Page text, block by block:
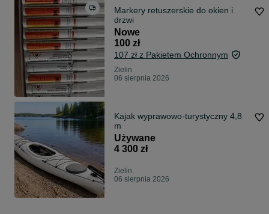
Markery retuszerskie do okien i
drzwi
Nowe
100 zł
107 zł z Pakietem Ochronnym
Zielin
06 sierpnia 2026
Kajak wyprawowo-turystyczny 4,8
m
Używane
4 300 zł
Zielin
06 sierpnia 2026